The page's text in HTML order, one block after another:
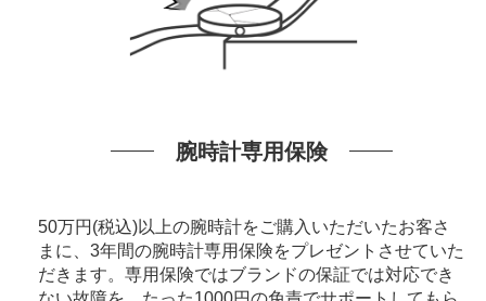
腕時計専用保険
50万円(税込)以上の腕時計をご購入いただいたお客さ
まに、3年間の腕時計専用保険をプレゼントさせていた
だきます。専用保険ではブランドの保証では対応でき